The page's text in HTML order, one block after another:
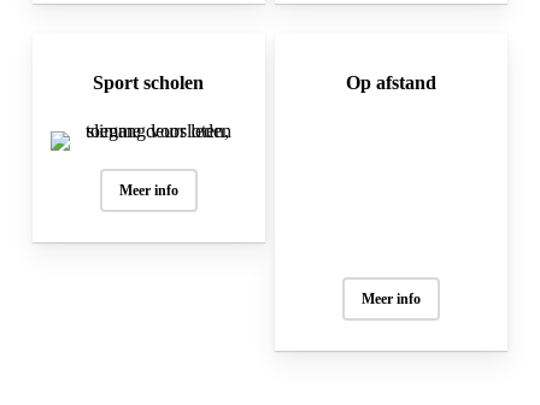
Sport scholen
Meer info
Op afstand
Meer info